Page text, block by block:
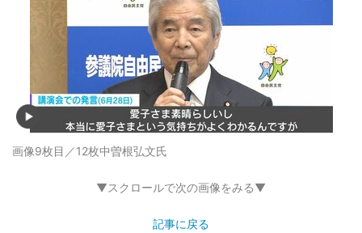
画像9枚目／12枚中曽根弘文氏
▼スクロールで次の画像をみる▼
記事に戻る